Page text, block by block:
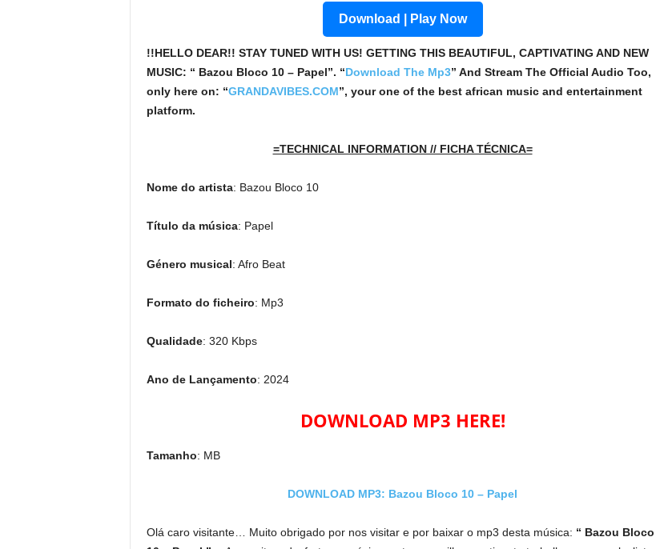
Download | Play Now
!!HELLO DEAR!! STAY TUNED WITH US! GETTING THIS BEAUTIFUL, CAPTIVATING AND NEW
MUSIC: “ Bazou Bloco 10 – Papel”. “Download The Mp3” And Stream The Official Audio Too,
only here on: “GRANDAVIBES.COM”, your one of the best african music and entertainment
platform.
=TECHNICAL INFORMATION // FICHA TÉCNICA=
Nome do artista: Bazou Bloco 10
Título da música: Papel
Género musical: Afro Beat
Formato do ficheiro: Mp3
Qualidade: 320 Kbps
Ano de Lançamento: 2024
DOWNLOAD MP3 HERE!
Tamanho: MB
DOWNLOAD MP3: Bazou Bloco 10 – Papel
Olá caro visitante… Muito obrigado por nos visitar e por baixar o mp3 desta música: “ Bazou Bloco